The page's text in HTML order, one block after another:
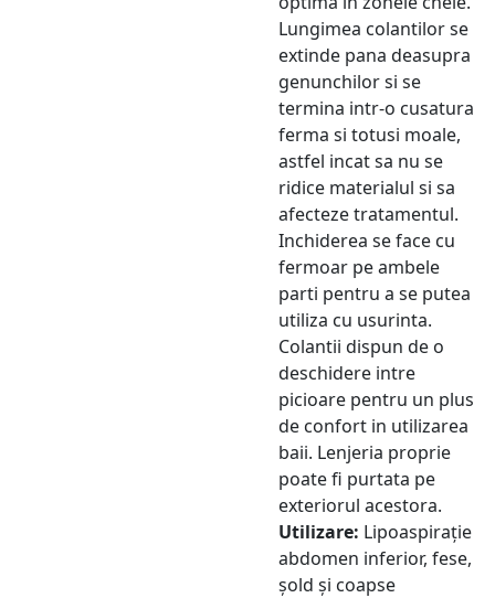
Lungimea colantilor se
extinde pana deasupra
genunchilor si se
termina intr-o cusatura
ferma si totusi moale,
astfel incat sa nu se
ridice materialul si sa
afecteze tratamentul.
Inchiderea se face cu
fermoar pe ambele
parti pentru a se putea
utiliza cu usurinta.
Colantii dispun de o
deschidere intre
picioare pentru un plus
de confort in utilizarea
baii. Lenjeria proprie
poate fi purtata pe
exteriorul acestora.
Utilizare: Lipoaspirație
abdomen inferior, fese,
șold și coapse